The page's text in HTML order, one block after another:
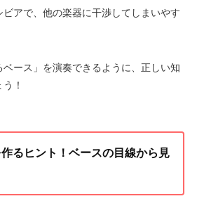
アで、他の楽器に干渉してしまいやす
ース」を演奏できるように、正しい知
！
作るヒント！ベースの目線から見